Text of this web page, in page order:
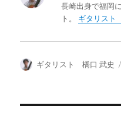
長崎出身で福岡
ト。 ギタリスト
投
ギタリスト 橋口 武史